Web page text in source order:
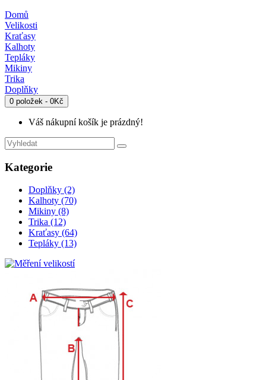
Domů
Velikosti
Kraťasy
Kalhoty
Tepláky
Mikiny
Trika
Doplňky
0 položek - 0Kč
Váš nákupní košík je prázdný!
Kategorie
Doplňky (2)
Kalhoty (70)
Mikiny (8)
Trika (12)
Kraťasy (64)
Tepláky (13)